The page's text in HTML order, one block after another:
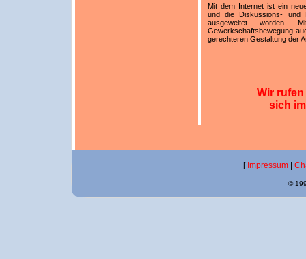
Mit dem Internet ist ein
und die Diskussions- und
ausgeweitet
Gewerkschaftsbewegung
gerechteren Gestaltung der
Wir
sich
[ Impressum
©